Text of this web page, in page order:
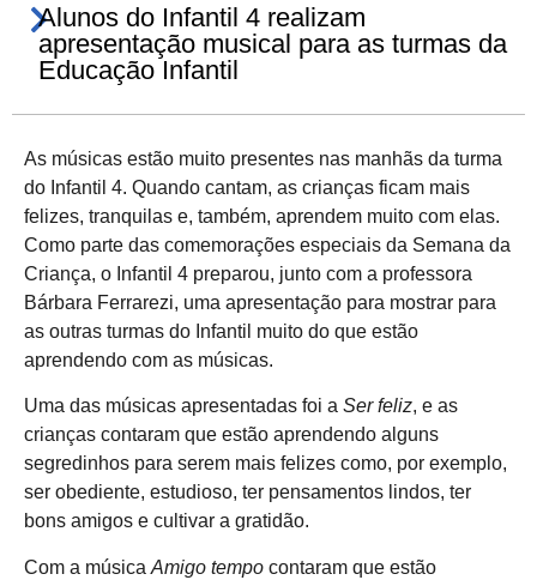
Alunos do Infantil 4 realizam
apresentação musical para as turmas da
Educação Infantil
As músicas estão muito presentes nas manhãs da turma
do Infantil 4. Quando cantam, as crianças ficam mais
felizes, tranquilas e, também, aprendem muito com elas.
Como parte das comemorações especiais da Semana da
Criança, o Infantil 4 preparou, junto com a professora
Bárbara Ferrarezi, uma apresentação para mostrar para
as outras turmas do Infantil muito do que estão
aprendendo com as músicas.
Uma das músicas apresentadas foi a Ser feliz, e as
crianças contaram que estão aprendendo alguns
segredinhos para serem mais felizes como, por exemplo,
ser obediente, estudioso, ter pensamentos lindos, ter
bons amigos e cultivar a gratidão.
Com a música Amigo tempo contaram que estão